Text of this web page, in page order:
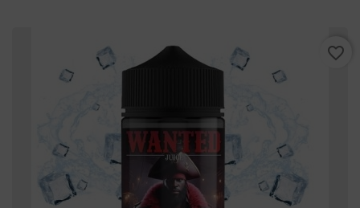
favorite_border